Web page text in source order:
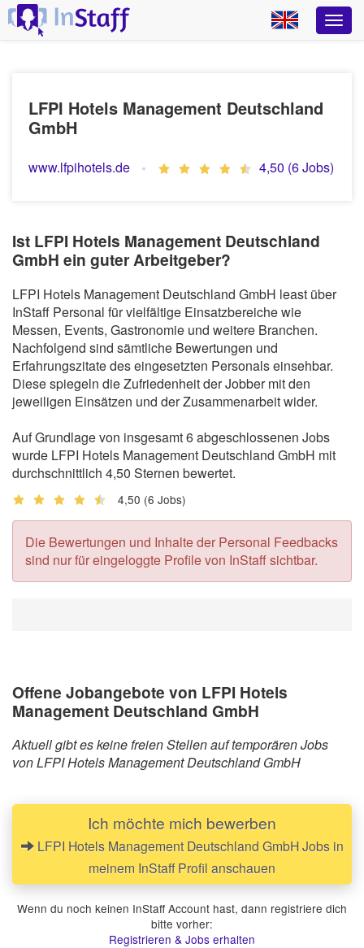
LFPI Hotels Management Deutschland
GmbH
www.lfpihotels.de 4,50 (6 Jobs)
Ist LFPI Hotels Management Deutschland
GmbH ein guter Arbeitgeber?
LFPI Hotels Management Deutschland GmbH least über
InStaff Personal für vielfältige Einsatzbereiche wie
Messen, Events, Gastronomie und weitere Branchen.
Nachfolgend sind sämtliche Bewertungen und
Erfahrungszitate des eingesetzten Personals einsehbar.
Diese spiegeln die Zufriedenheit der Jobber mit den
jeweiligen Einsätzen und der Zusammenarbeit wider.
Auf Grundlage von insgesamt 6 abgeschlossenen Jobs
wurde LFPI Hotels Management Deutschland GmbH mit
durchschnittlich 4,50 Sternen bewertet.
4,50 (6 Jobs)
Die Bewertungen und Inhalte der Personal Feedbacks
sind nur für eingeloggte Profile von InStaff sichtbar.
Offene Jobangebote von LFPI Hotels
Management Deutschland GmbH
Aktuell gibt es keine freien Stellen auf temporären Jobs
von LFPI Hotels Management Deutschland GmbH
Ich möchte mich bewerben
LFPI Hotels Management Deutschland GmbH Jobs in
meinem InStaff Profil anschauen
Wenn du noch keinen InStaff Account hast, dann registriere dich
bitte vorher:
Registrieren & Jobs erhalten